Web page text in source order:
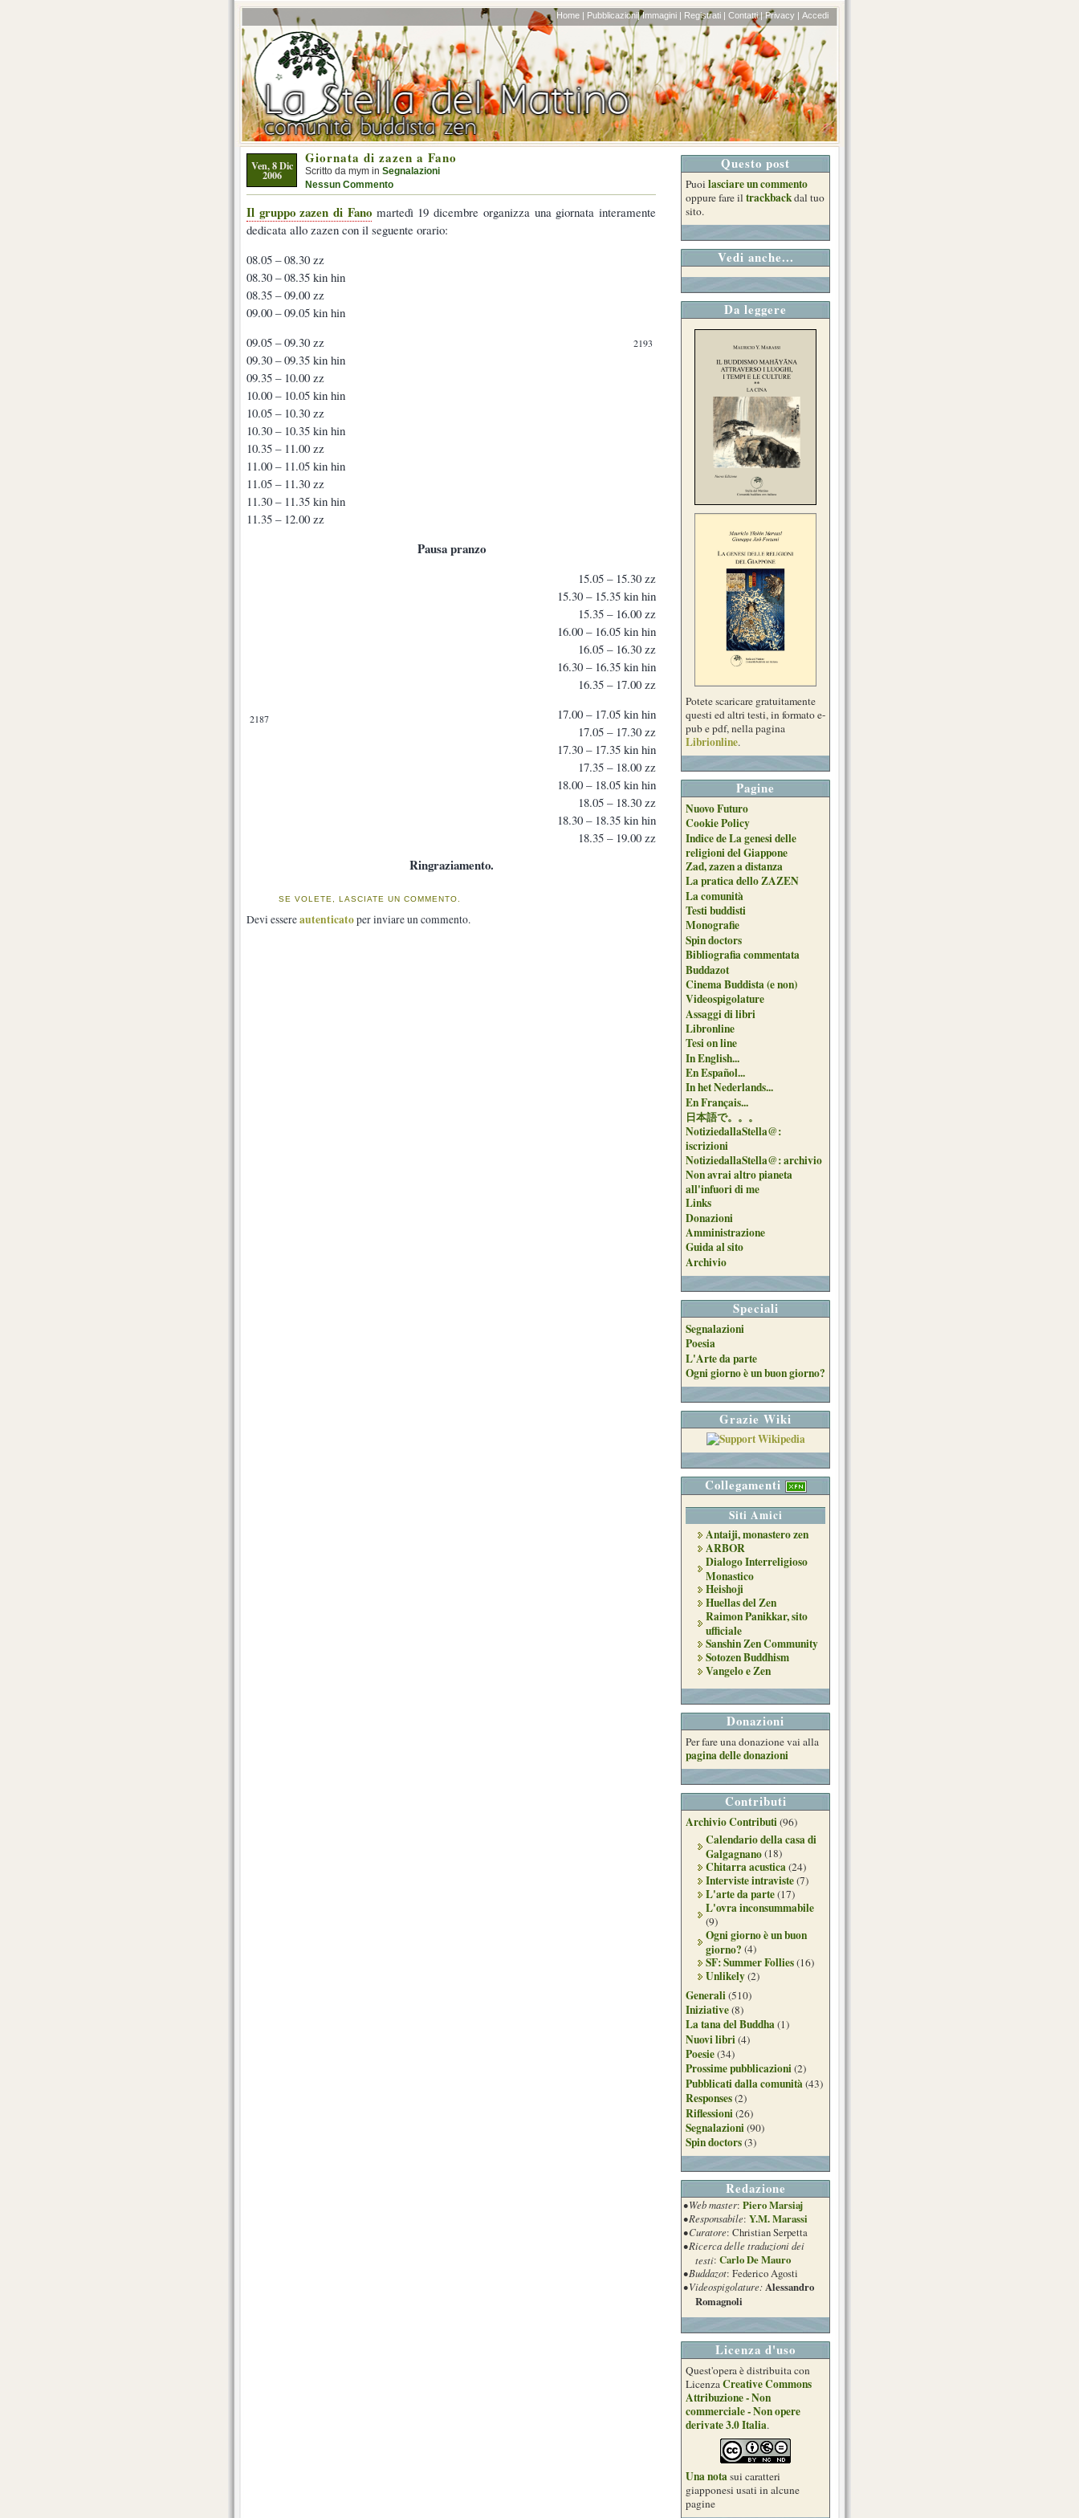
Home | Pubblicazioni| Immagini | Registrati | Contatti | Privacy | Accedi
Ven, 8 Dic
2006
Giornata di zazen a Fano
Scritto da mym in Segnalazioni
Nessun Commento
Il gruppo zazen di Fanomartedì 19 dicembre organizza una giornata interamente
dedicata allo zazen con il seguente orario:
08.05 – 08.30 zz
08.30 – 08.35 kin hin
08.35 – 09.00 zz
09.00 – 09.05 kin hin
2193
09.05 – 09.30 zz
09.30 – 09.35 kin hin
09.35 – 10.00 zz
10.00 – 10.05 kin hin
10.05 – 10.30 zz
10.30 – 10.35 kin hin
10.35 – 11.00 zz
11.00 – 11.05 kin hin
11.05 – 11.30 zz
11.30 – 11.35 kin hin
11.35 – 12.00 zz
Pausa pranzo
15.05 – 15.30 zz
15.30 – 15.35 kin hin
15.35 – 16.00 zz
16.00 – 16.05 kin hin
16.05 – 16.30 zz
16.30 – 16.35 kin hin
16.35 – 17.00 zz
2187
17.00 – 17.05 kin hin
17.05 – 17.30 zz
17.30 – 17.35 kin hin
17.35 – 18.00 zz
18.00 – 18.05 kin hin
18.05 – 18.30 zz
18.30 – 18.35 kin hin
18.35 – 19.00 zz
Ringraziamento.
SE VOLETE, LASCIATE UN COMMENTO.
Devi essereautenticatoper inviare un commento.
Questo post
Puoi lasciare un commento
oppure fare il trackbackdal tuo
sito.
Vedi anche...
Da leggere
Potete scaricare gratuitamente
questi ed altri testi, in formato e-
pub e pdf, nella pagina
Librionline.
Pagine
Nuovo Futuro
Cookie Policy
Indice de La genesi delle
religioni del Giappone
Zad, zazen a distanza
La pratica dello ZAZEN
La comunità
Testi buddisti
Monografie
Spin doctors
Bibliografia commentata
Buddazot
Cinema Buddista (e non)
Videospigolature
Assaggi di libri
Libronline
Tesi on line
In English...
En Español...
In het Nederlands...
En Français...
日本語で。。。
NotiziedallaStella@:
iscrizioni
NotiziedallaStella@: archivio
Non avrai altro pianeta
all'infuori di me
Links
Donazioni
Amministrazione
Guida al sito
Archivio
Speciali
Segnalazioni
Poesia
L'Arte da parte
Ogni giorno è un buon giorno?
Grazie Wiki
Collegamenti
Siti Amici
Antaiji, monastero zen
ARBOR
Dialogo Interreligioso
Monastico
Heishoji
Huellas del Zen
Raimon Panikkar, sito
ufficiale
Sanshin Zen Community
Sotozen Buddhism
Vangelo e Zen
Donazioni
Per fare una donazione vai alla
pagina delle donazioni
Contributi
Archivio Contributi(96)
Calendario della casa di
Galgagnano(18)
Chitarra acustica(24)
Interviste intraviste(7)
L'arte da parte(17)
L'ovra inconsummabile
(9)
Ogni giorno è un buon
giorno? (4)
SF: Summer Follies(16)
Unlikely(2)
Generali(510)
Iniziative(8)
La tana del Buddha(1)
Nuovi libri(4)
Poesie(34)
Prossime pubblicazioni(2)
Pubblicati dalla comunità(43)
Responses(2)
Riflessioni(26)
Segnalazioni(90)
Spin doctors(3)
Redazione
• Web master: Piero Marsiaj
• Responsabile: Y.M. Marassi
• Curatore: Christian Serpetta
• Ricerca delle traduzioni dei
testi: Carlo De Mauro
• Buddazot: Federico Agosti
• Videospigolature:Alessandro
Romagnoli
Licenza d'uso
Quest'opera è distribuita con
LicenzaCreative Commons
Attribuzione - Non
commerciale - Non opere
derivate 3.0 Italia.
Una notasui caratteri
giapponesi usati in alcune
pagine